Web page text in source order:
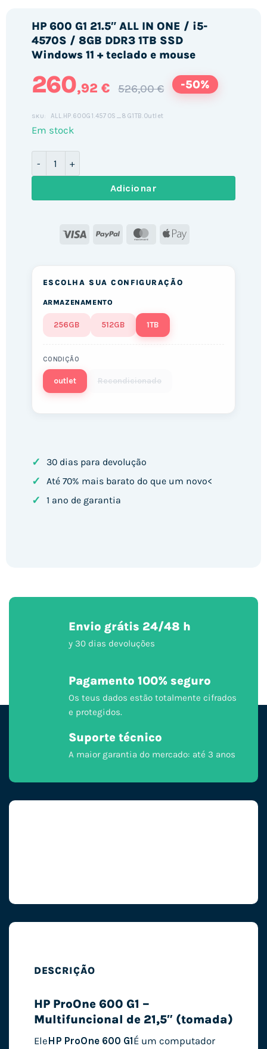
HP 600 G1 21.5″ ALL IN ONE / i5-
4570S / 8GB DDR3 1TB SSD
Windows 11 + teclado e mouse
260,92 € 526,00 € -50%
SKU: ALL.HP.600G1.4570S_8G1TB.Outlet
Em stock
Adicionar
Visa PayPal MasterCard
Apple
ESCOLHA SUA CONFIGURAÇÃO
ARMAZENAMENTO
256GB 512GB 1TB
CONDIÇÃO
outlet Recondicionado
✓ 30 dias para devolução
✓ Até 70% mais barato do que um novo<
✓ 1 ano de garantia
Envio grátis 24/48 h
y 30 dias devoluções
Pagamento 100% seguro
Os teus dados estão totalmente cifrados
e protegidos.
Suporte técnico
A maior garantia do mercado: até 3 anos
DESCRIÇÃO
HP ProOne 600 G1 –
Multifuncional de 21,5″ (tomada)
Ele HP ProOne 600 G1 É um computador